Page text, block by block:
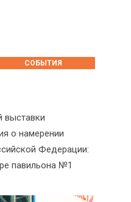
СОБЫТИЯ
выставки
о намерении
Федерации:
павильона №1